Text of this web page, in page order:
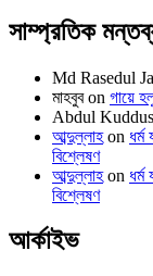
সাম্প্রতিক
Md Rasedul
মাহবুবon গায়ে
Abdul Kuddus
আব্দুল্লাহon
বিশ্লেষণ
আব্দুল্লাহon
বিশ্লেষণ
আর্কাইভ